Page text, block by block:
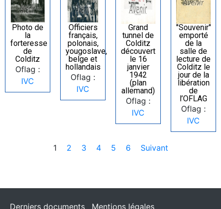
Photo de
la
forteresse
de
Colditz
Oflag :
IVC
Officiers
français,
polonais,
yougoslave,
belge et
hollandais
Oflag :
IVC
Grand
tunnel de
Colditz
découvert
le 16
janvier
1942
(plan
allemand)
Oflag :
IVC
"Souvenir"
emporté
de la
salle de
lecture de
Colditz le
jour de la
libération
de
l’OFLAG
Oflag :
IVC
1 2 3 4 5 6 Suivant
Derniers documents Mentions légales